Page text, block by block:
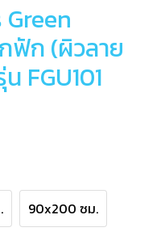
ฟัก (ผิวลาย
FGU101
90x200 ซม.